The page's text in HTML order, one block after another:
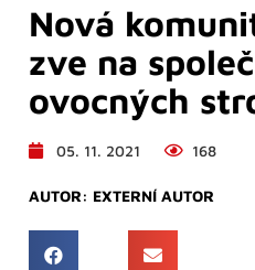
Nová
zve na
ovocných
05. 11. 2021 168
AUTOR: EXTERNÍ AUTOR